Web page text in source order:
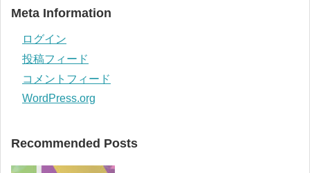
Meta Information
ログイン
投稿フィード
コメントフィード
WordPress.org
Recommended Posts